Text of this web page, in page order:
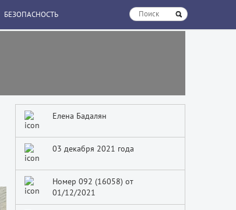
БЕЗОПАСНОСТЬ
Елена Бадалян
03 декабря 2021 года
Номер 092 (16058) от
01/12/2021